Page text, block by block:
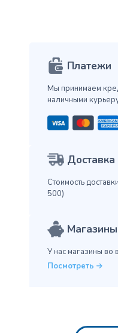
Платежи
Мы принимаем
наличными
Доставка
Стоимость
500)
Магазины
У нас магазины во
Посмотреть